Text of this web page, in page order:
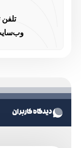
دیدگاه کاربران